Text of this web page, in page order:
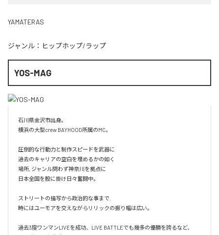
YAMATERAS
ジャンル： ヒップホップ/ラップ
YOS-MAG
石川県金沢市出身。
横浜の大型crew BAYHOOD所属のMC。
圧倒的な行動力と制作スピードを武器に
過去のキャリアの空白を埋めるかの如く
場所, ジャンル問わず神奈川を拠点に
日本全国を股に掛け日々奮闘中。
ストリートの描写から政治的な事まで.
時にはユーモアを交えながらリリックの振り幅は広い。
過去3度ワンマンLIVEを成功、LIVE BATTLEでも幾多の優勝を誇るなど、